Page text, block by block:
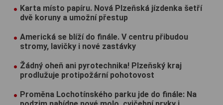
Karta místo papíru. Nová Plzeňská jízdenka šetří
dvě koruny a umožní přestup
Americká se blíží do finále. V centru přibudou
stromy, lavičky i nové zastávky
Žádný oheň ani pyrotechnika! Plzeňský kraj
prodlužuje protipožární pohotovost
Proměna Lochotínského parku jde do finále: Na